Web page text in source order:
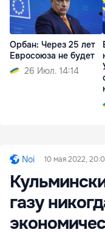
Орбан: Через 25 лет
Евросоюза не будет
26 Июл. 14:14
Noi 10 мая 2022,
газу